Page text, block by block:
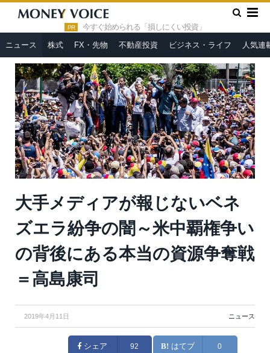
PR 今すぐ始められる「損しにくい投資」
ニュース 株式 FX・先物 不動産投資 ビジネス・ライフ 人気連
HOME » ニュース »
大手メディアが報じないベネズエラ紛争の
闇～米中覇権争いの背後にある本当の資源争奪戦＝高島康司
大手メディアが報じないベネ
ズエラ紛争の闇～米中覇権争い
の背後にある本当の資源争奪戦
＝高島康司
2019年4月11日 ニュース
シェア 92 はてブ 0